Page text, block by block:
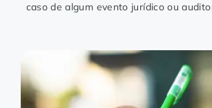
caso de algum evento jurídico ou